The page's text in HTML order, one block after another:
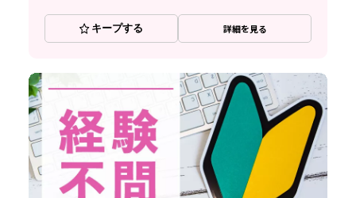
キープする 詳細を見る